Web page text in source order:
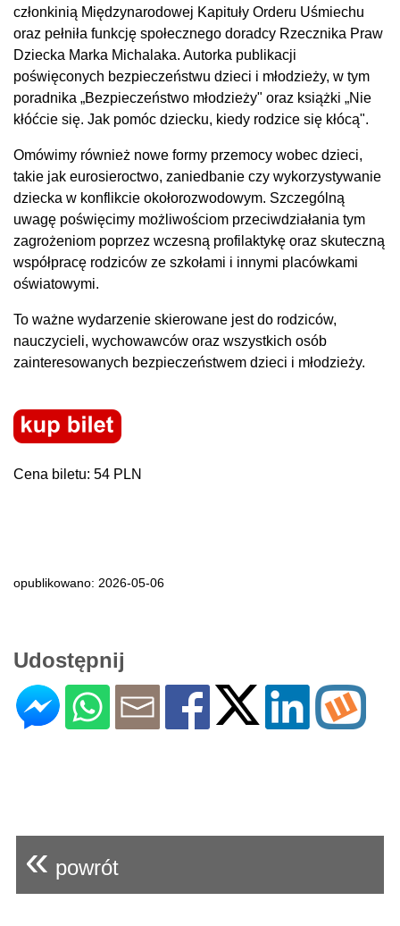
członkinią Międzynarodowej Kapituły Orderu Uśmiechu
oraz pełniła funkcję społecznego doradcy Rzecznika Praw
Dziecka Marka Michalaka. Autorka publikacji
poświęconych bezpieczeństwu dzieci i młodzieży, w tym
poradnika „Bezpieczeństwo młodzieży" oraz książki „Nie
kłóćcie się. Jak pomóc dziecku, kiedy rodzice się kłócą".
Omówimy również nowe formy przemocy wobec dzieci,
takie jak eurosieroctwo, zaniedbanie czy wykorzystywanie
dziecka w konflikcie okołorozwodowym. Szczególną
uwagę poświęcimy możliwościom przeciwdziałania tym
zagrożeniom poprzez wczesną profilaktykę oraz skuteczną
współpracę rodziców ze szkołami i innymi placówkami
oświatowymi.
To ważne wydarzenie skierowane jest do rodziców,
nauczycieli, wychowawców oraz wszystkich osób
zainteresowanych bezpieczeństwem dzieci i młodzieży.
Cena biletu: 54 PLN
opublikowano: 2026-05-06
Udostępnij
« powrót